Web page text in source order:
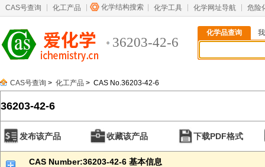
CAS号查询 化工产品 化学结构搜索 化学工具 化学网址导航 危险
36203-42-6
化学品查询
CAS号查询 > 化工产品 > CAS No.36203-42-6
36203-42-6
发布该产品 收藏该产品 下载PDF格式
CAS Number:36203-42-6 基本信息